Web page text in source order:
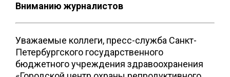
Вниманию журналистов
Уважаемые коллеги, пресс-служба Санкт-
Петербургского государственного
бюджетного учреждения здравоохранения